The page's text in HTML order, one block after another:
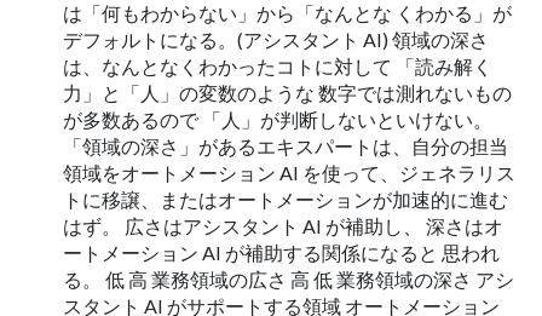
は「何もわからない」から「なんとな くわかる」が
デフォルトになる。(アシスタント AI) 領域の深さ
は、なんとなくわかったコトに対して 「読み解く
⼒」と「⼈」の変数のような 数字では測れないもの
が多数あるので 「⼈」が判断しないといけない。
「領域の深さ」があるエキスパートは、⾃分の担当
領域をオートメーション AI を使って、ジェネラリス
トに移譲、またはオートメーションが加速的に進む
はず。 広さはアシスタント AI が補助し、 深さはオ
ートメーション AI が補助する関係になると 思われ
る。 低 ⾼ 業務領域の広さ ⾼ 低 業務領域の深さ アシ
スタント AI がサポートする領域 オートメーション